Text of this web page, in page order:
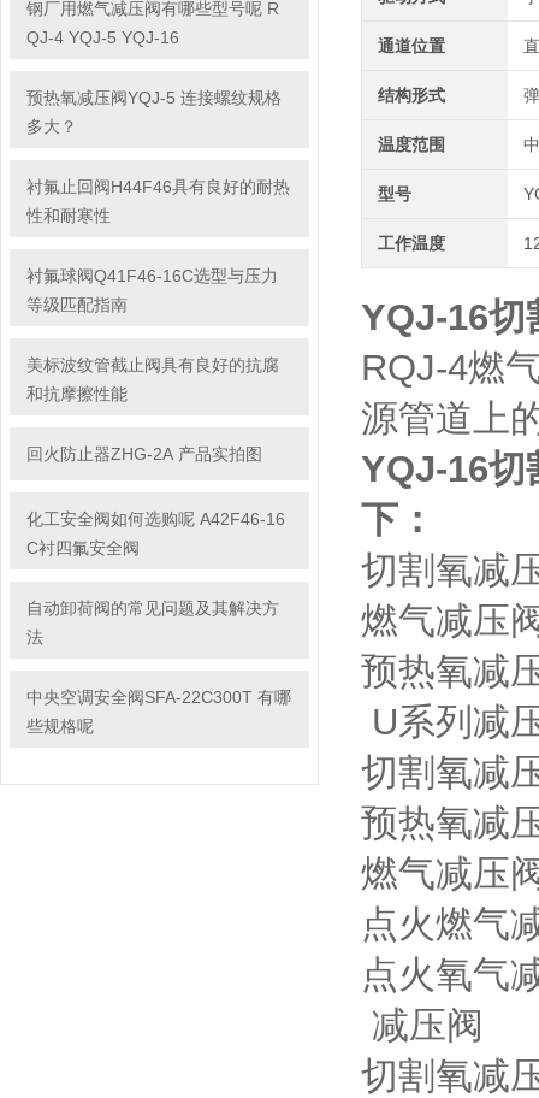
钢厂用燃气减压阀有哪些型号呢 R
QJ-4 YQJ-5 YQJ-16
预热氧减压阀YQJ-5 连接螺纹规格
多大？
衬氟止回阀H44F46具有良好的耐热
性和耐寒性
衬氟球阀Q41F46-16C选型与压力
等级匹配指南
美标波纹管截止阀具有良好的抗腐
和抗摩擦性能
回火防止器ZHG-2A 产品实拍图
化工安全阀如何选购呢 A42F46-16
C衬四氟安全阀
自动卸荷阀的常见问题及其解决方
法
中央空调安全阀SFA-22C300T 有哪
些规格呢
通道位置
结构形式
温度范围
型号
工作温度
YQJ-16
RQJ-4燃
源管道上
YQJ-16切
下：
切割氧减
燃气减压
预热氧减
U系列减
切割氧减
预热氧减
燃气减压
点火燃气
点火氧气
减压阀
切割氧减